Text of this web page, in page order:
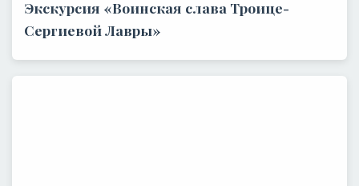
Экскурсия «Воинская слава Троице-
Сергиевой Лавры»